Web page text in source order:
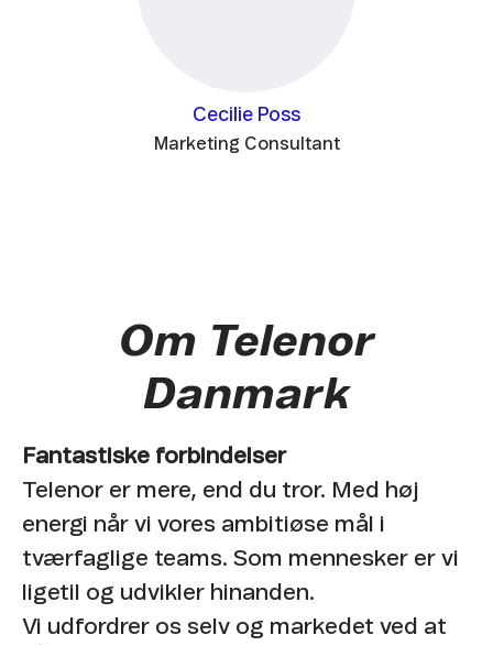
Cecilie Poss
Marketing Consultant
Om Telenor
Danmark
Fantastiske forbindelser
Telenor er mere, end du tror. Med høj
energi når vi vores ambitiøse mål i
tværfaglige teams. Som mennesker er vi
ligetil og udvikler hinanden.​
Vi udfordrer os selv og markedet ved at